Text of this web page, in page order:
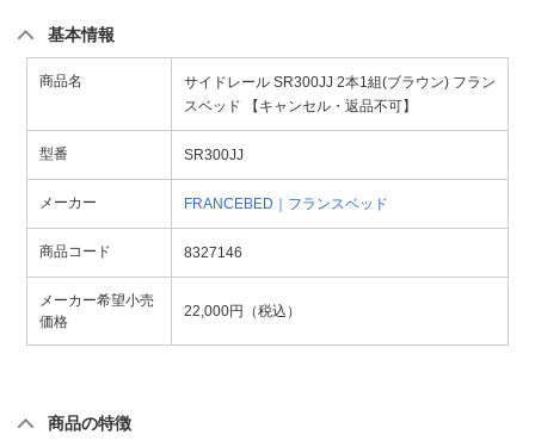
基本情報
商品名
サイドレール SR300JJ 2本1組(ブラウン) フラン
スベッド 【キャンセル・返品不可】
型番 SR300JJ
メーカー FRANCEBED｜フランスベッド
商品コード 8327146
メーカー希望小売
価格
22,000円（税込）
商品の特徴